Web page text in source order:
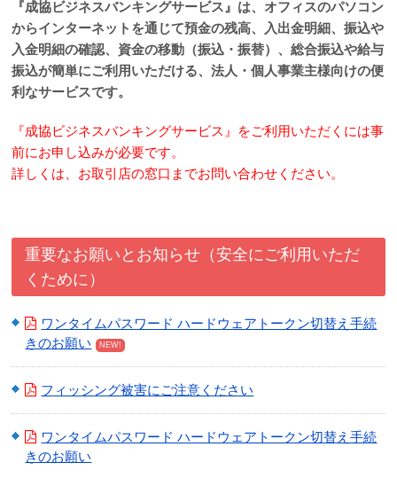
成協友の会活動記録
カードに関する注意・緊急連絡先
金融円滑化への取組み
採用情報
成協インターネットバンキングサービス
でんさいネット
サイトマップ
金融商品に係る勧誘方針
『成協ビジネスバンキングサービス』は、オフィスのパソコン
からインターネットを通じて預金の残高、入出金明細、振込や
入金明細の確認、資金の移動（振込・振替）、総合振込や給与
振込が簡単にご利用いただける、法人・個人事業主様向けの便
利なサービスです。
『成協ビジネスバンキングサービス』をご利用いただくには事
前にお申し込みが必要です。
詳しくは、お取引店の窓口までお問い合わせください。
重要なお願いとお知らせ（安全にご利用いただ
くために）
ワンタイムパスワード ハードウェアトークン切替え手続
きのお願い
NEW!
フィッシング被害にご注意ください
ワンタイムパスワード ハードウェアトークン切替え手続
きのお願い